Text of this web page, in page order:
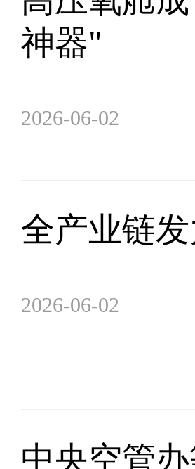
神器"
2026-06-02
全产业链
2026-06-02
中央空管